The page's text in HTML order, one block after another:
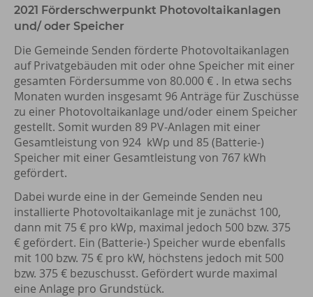
2021 Förderschwerpunkt Photovoltaikanlagen
und/ oder Speicher
Die Gemeinde Senden förderte Photovoltaikanlagen
auf Privatgebäuden mit oder ohne Speicher mit einer
gesamten Fördersumme von 80.000 € . In etwa sechs
Monaten wurden insgesamt 96 Anträge für Zuschüsse
zu einer Photovoltaikanlage und/oder einem Speicher
gestellt. Somit wurden 89 PV-Anlagen mit einer
Gesamtleistung von 924 kWp und 85 (Batterie-)
Speicher mit einer Gesamtleistung von 767 kWh
gefördert.
Dabei wurde eine in der Gemeinde Senden neu
installierte Photovoltaikanlage mit je zunächst 100,
dann mit 75 € pro kWp, maximal jedoch 500 bzw. 375
€ gefördert. Ein (Batterie-) Speicher wurde ebenfalls
mit 100 bzw. 75 € pro kW, höchstens jedoch mit 500
bzw. 375 € bezuschusst. Gefördert wurde maximal
eine Anlage pro Grundstück.